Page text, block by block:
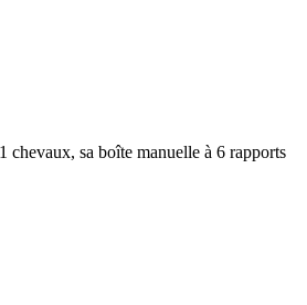
sa boîte manuelle à 6 rapports